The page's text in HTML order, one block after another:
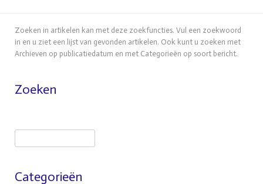
Zoeken in artikelen kan met deze zoekfuncties. Vul een zoekwoord
in en u ziet een lijst van gevonden artikelen. Ook kunt u zoeken met
Archieven op publicatiedatum en met Categorieën op soort bericht.
Zoeken
Categorieën